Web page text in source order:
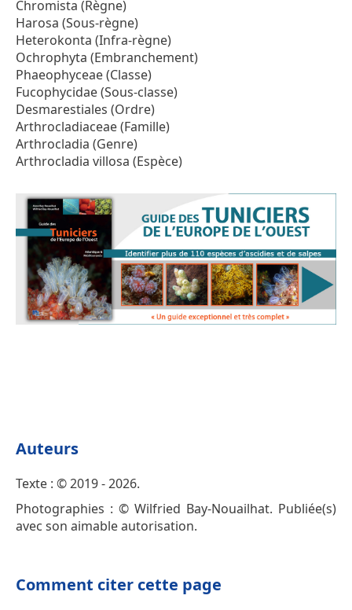
Chromista (Règne)
Harosa (Sous-règne)
Heterokonta (Infra-règne)
Ochrophyta (Embranchement)
Phaeophyceae (Classe)
Fucophycidae (Sous-classe)
Desmarestiales (Ordre)
Arthrocladiaceae (Famille)
Arthrocladia (Genre)
Arthrocladia villosa (Espèce)
Auteurs
Texte : © 2019 - 2026.
Photographies : © Wilfried Bay-Nouailhat. Publiée(s)
avec son aimable autorisation.
Comment citer cette page